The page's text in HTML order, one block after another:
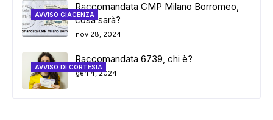
AVVISO GIACENZA
Raccomandata CMP Milano Borromeo,
cosa sarà?
nov 28, 2024
AVVISO DI CORTESIA
Raccomandata 6739, chi è?
gen 4, 2024